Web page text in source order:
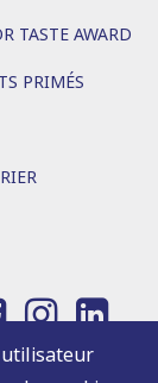
TASTE AWARD
PRIMÉS
utilisateur